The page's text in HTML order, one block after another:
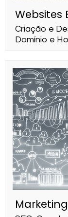
Websites
Criação e
Domínio e